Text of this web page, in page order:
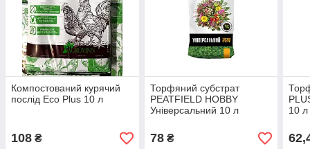
Компостований курячий
послід Eco Plus 10 л
108 ₴
Торфяний субстрат
PEATFIELD HOBBY
Універсальний 10 л
78₴
10 л